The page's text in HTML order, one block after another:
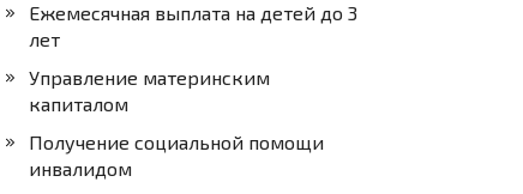
Ежемесячная выплата на детей до 3
лет
Управление материнским
капиталом
Получение социальной помощи
инвалидом